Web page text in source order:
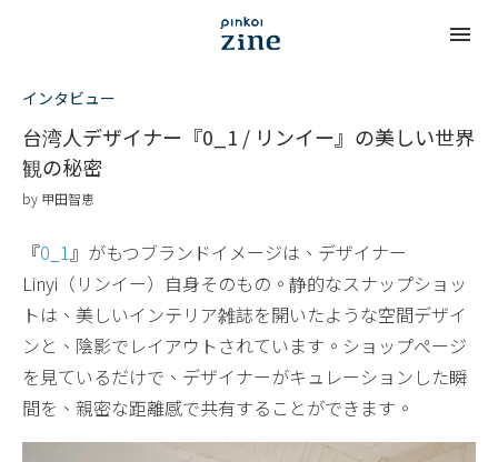
インタビュー
台湾人デザイナー『0_1 / リンイー』の美しい世界
観の秘密
by 甲田智恵
『0_1』がもつブランドイメージは、デザイナー
Linyi（リンイー）自身そのもの。静的なスナップショッ
トは、美しいインテリア雑誌を開いたような空間デザイ
ンと、陰影でレイアウトされています。ショップページ
を見ているだけで、デザイナーがキュレーションした瞬
間を、親密な距離感で共有することができます。